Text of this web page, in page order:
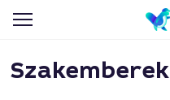
Szakemberek